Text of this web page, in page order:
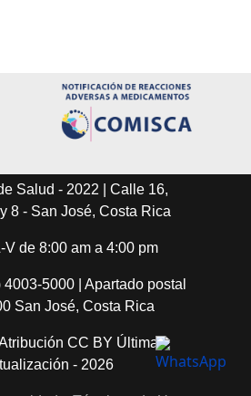
Salud - 2022 | Calle 16,
8 - San José, Costa Rica
V de 8:00 am a 4:00 pm
5000 | Apartado postal
San José, Costa Rica
CC BY Última
- 2026